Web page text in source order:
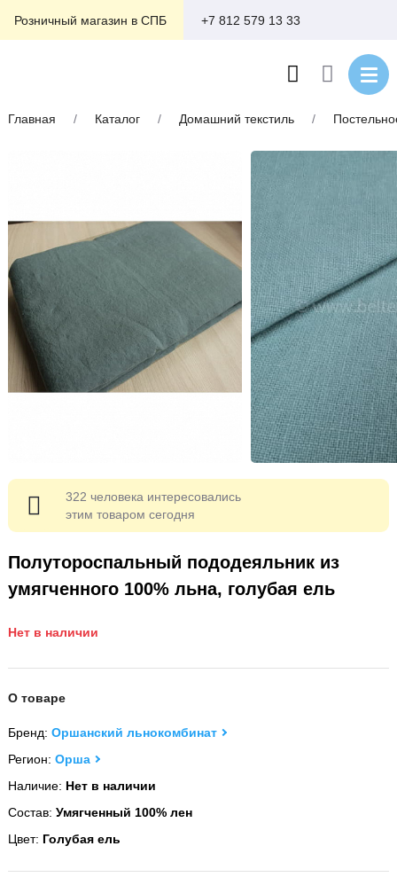
Розничный магазин в СПБ +7 812 579 13 33
Главная / Каталог / Домашний текстиль /
Полутороспальный пододеяльник из
умягченного 100% льна, голубая ель
Нет в наличии
О товаре
Бренд: Оршанский льнокомбинат
Регион: Орша
Наличие: Нет в наличии
Состав: Умягченный 100% лен
Цвет: Голубая ель
322 человека интересовались
этим товаром сегодня